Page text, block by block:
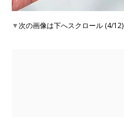
▼次の画像は下へスクロール (4/12)